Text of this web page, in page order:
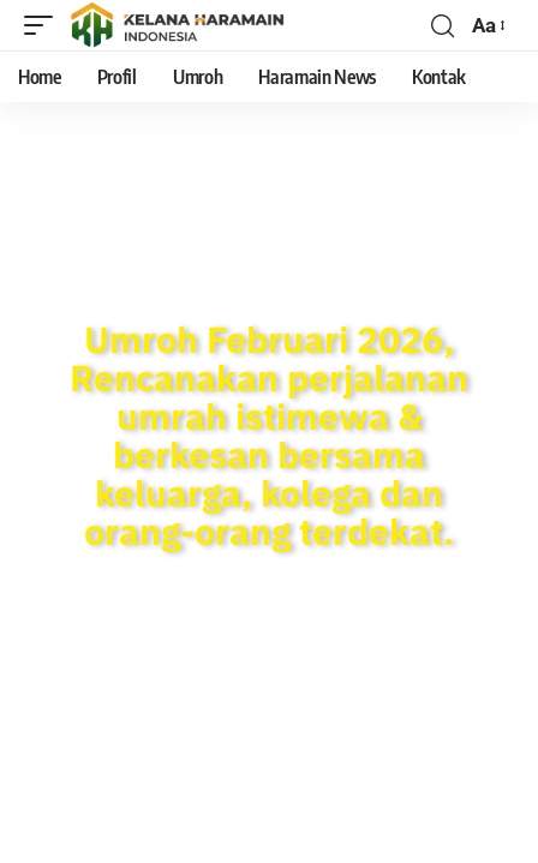
Aa
Home Profil Umroh Haramain News Kontak
Umroh Februari 2026,
Rencanakan perjalanan
umrah istimewa &
berkesan bersama
keluarga, kolega dan
orang-orang terdekat.